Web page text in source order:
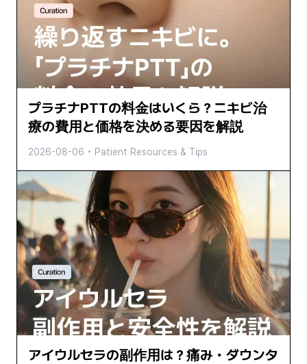
プラチナPTTの料金はいくら？ニキビ治
療の費用と価格を決める要因を解説
2026-08-06 • Patient Resources & Tips
アイウルセラの副作用は？痛み・ダウンタ